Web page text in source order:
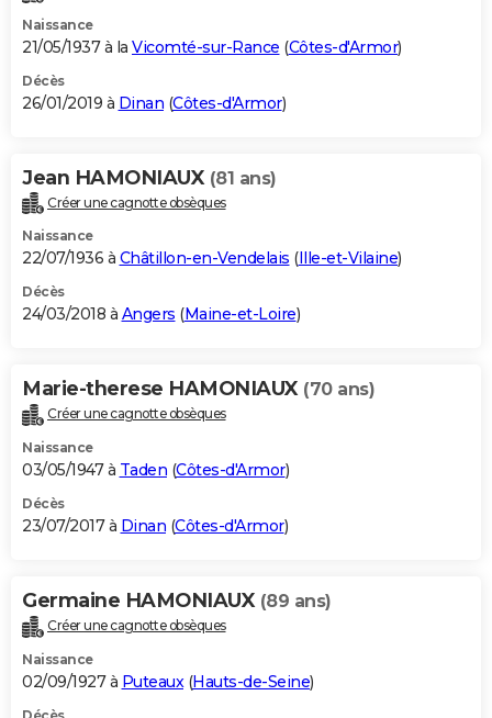
Naissance
21/05/1937 à la Vicomté-sur-Rance (Côtes-d'Armor)
Décès
26/01/2019 à Dinan (Côtes-d'Armor)
Jean HAMONIAUX (81 ans)
Créer une cagnotte obsèques
Naissance
22/07/1936 à Châtillon-en-Vendelais (Ille-et-Vilaine)
Décès
24/03/2018 à Angers (Maine-et-Loire)
Marie-therese HAMONIAUX (70 ans)
Créer une cagnotte obsèques
Naissance
03/05/1947 à Taden (Côtes-d'Armor)
Décès
23/07/2017 à Dinan (Côtes-d'Armor)
Germaine HAMONIAUX (89 ans)
Créer une cagnotte obsèques
Naissance
02/09/1927 à Puteaux(Hauts-de-Seine)